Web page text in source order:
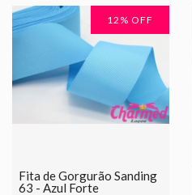
12 % OFF
Fita de Gorgurão Sanding
63 - Azul Forte